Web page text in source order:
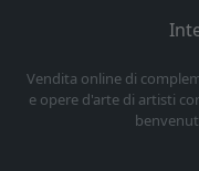
Vendita online di
e opere d'arte di artisti